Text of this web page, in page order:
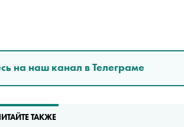
на наш канал в Телеграме
ТАКЖЕ